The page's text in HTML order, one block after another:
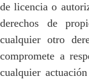
de licencia o
derechos de
cualquier otro
compromete a
cualquier